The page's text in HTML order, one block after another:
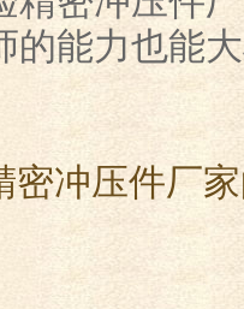
的能力也能